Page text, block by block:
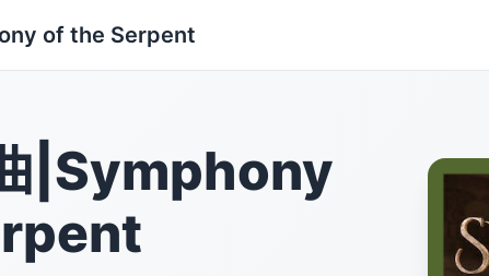
of the Serpent
|Symphony